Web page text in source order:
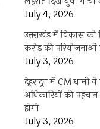
July 4, 2026
उत्तराखंड में विकास
करोड़ की परियोजनाओं
July 3, 2026
देहरादून में CM धामी ने
अधिकारियों की
होगी
July 3, 2026